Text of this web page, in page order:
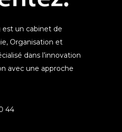
est un cabinet de
Organisation et
dans l’innovation
avec une approche
44